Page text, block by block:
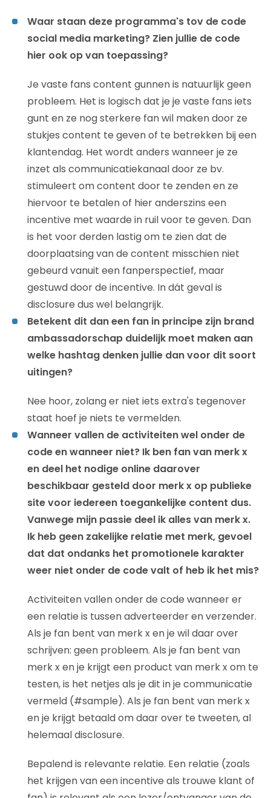
Waar staan deze programma's tov de code
social media marketing? Zien jullie de code
hier ook op van toepassing?
Je vaste fans content gunnen is natuurlijk geen
probleem. Het is logisch dat je je vaste fans iets
gunt en ze nog sterkere fan wil maken door ze
stukjes content te geven of te betrekken bij een
klantendag. Het wordt anders wanneer je ze
inzet als communicatiekanaal door ze bv.
stimuleert om content door te zenden en ze
hiervoor te betalen of hier anderszins een
incentive met waarde in ruil voor te geven. Dan
is het voor derden lastig om te zien dat de
doorplaatsing van de content misschien niet
gebeurd vanuit een fanperspectief, maar
gestuwd door de incentive. In dát geval is
disclosure dus wel belangrijk.
Betekent dit dan een fan in principe zijn brand
ambassadorschap duidelijk moet maken aan
welke hashtag denken jullie dan voor dit soort
uitingen?
Nee hoor, zolang er niet iets extra's tegenover
staat hoef je niets te vermelden.
Wanneer vallen de activiteiten wel onder de
code en wanneer niet? Ik ben fan van merk x
en deel het nodige online daarover
beschikbaar gesteld door merk x op publieke
site voor iedereen toegankelijke content dus.
Vanwege mijn passie deel ik alles van merk x.
Ik heb geen zakelijke relatie met merk, gevoel
dat dat ondanks het promotionele karakter
weer niet onder de code valt of heb ik het mis?
Activiteiten vallen onder de code wanneer er
een relatie is tussen adverteerder en verzender.
Als je fan bent van merk x en je wil daar over
schrijven: geen probleem. Als je fan bent van
merk x en je krijgt een product van merk x om te
testen, is het netjes als je dit in je communicatie
vermeld (#sample). Als je fan bent van merk x
en je krijgt betaald om daar over te tweeten, al
helemaal disclosure.
Bepalend is relevante relatie. Een relatie (zoals
het krijgen van een incentive als trouwe klant of